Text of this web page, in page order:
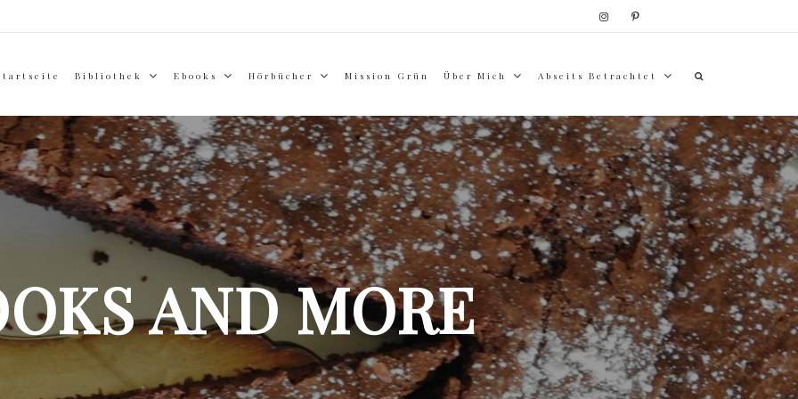
Bibliothek Ebooks Hörbücher Mission Grün Über Mich Abseits Betrachtet
AND MORE